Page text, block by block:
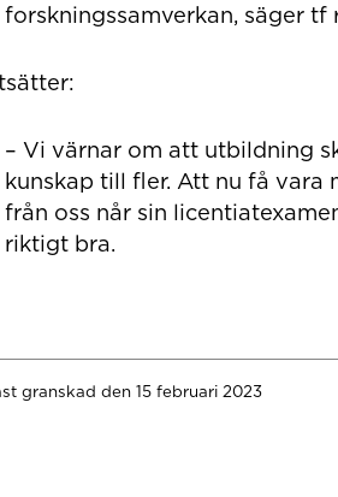
forskningssamverkan, säger tf
– Vi värnar om att utbildning
kunskap till fler. Att nu få
från oss når sin
riktigt bra.
granskad den 15 februari 2023